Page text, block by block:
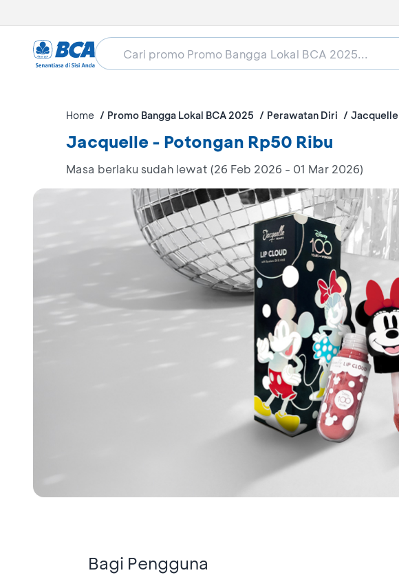
Home Promo Bangga Lokal BCA 2025 Perawatan Diri Jacquelle
Jacquelle - Potongan Rp50 Ribu
Masa berlaku sudah lewat (26 Feb 2026 - 01 Mar 2026)
Bagi Pengguna